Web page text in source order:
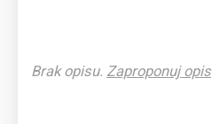
Brak opisu. Zaproponuj opis